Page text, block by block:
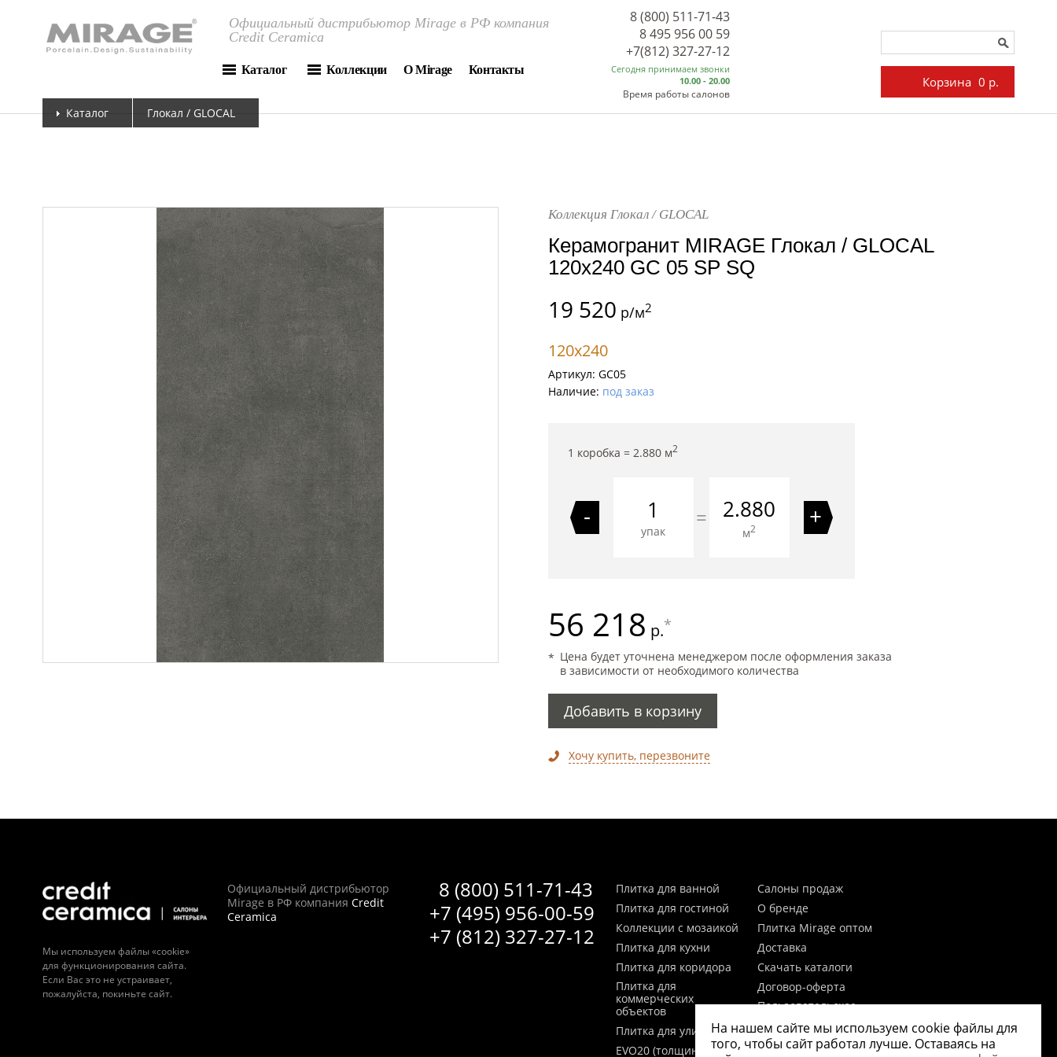
Официальный дистрибьютор Mirage в РФ компания
Credit Ceramica
Каталог Коллекции О Mirage Контакты
8 (800) 511-71-43
8 495 956 00 59
Сегодня принимаем звонки
10.00 - 20.00
Время работы салонов
+7(812) 327-27-12
Корзина 0 р.
Каталог Глокал / GLOCAL
Коллекция Глокал / GLOCAL
Керамогранит MIRAGE Глокал / GLOCAL
120x240 GC 05 SP SQ
19 520 р/м2
120x240
Артикул: GC05
Наличие: под заказ
1 коробка = 2.880м2
-
упак
= 2.880
м2 +
56 218 р.*
Цена будет уточнена менеджером после оформления заказа
в зависимости от необходимого количества
Добавить в корзину
Хочу купить, перезвоните
Мы используем файлы «cookie»
для функционирования сайта.
Если Вас это не устраивает,
пожалуйста, покиньте сайт.
8 (800) 511-71-43
+7 (495) 956-00-59
+7 (812) 327-27-12
Официальный дистрибьютор
Mirage в РФ компания Credit
Ceramica
Плитка для ванной
Плитка для гостиной
Коллекции с мозаикой
Плитка для кухни
Плитка для коридора
Плитка для
коммерческих
объектов
Плитка для улицы
EVO20 (толщина 20мм)
Салоны продаж
О бренде
Плитка Mirage оптом
Доставка
Скачать каталоги
Договор-оферта
Пользовательское
Согласие на обработку
персональных данных
На нашем сайте мы используем cookie файлы для
того, чтобы сайт работал лучше. Оставаясь на